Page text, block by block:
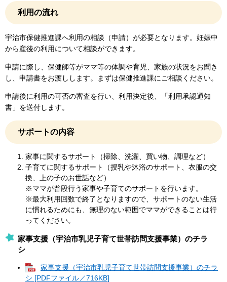
利用の流れ
宇治市保健推進課へ利用の相談（申請）が必要となります。妊娠中
から産後の利用について相談ができます。
申請に際し、保健師等がママ等の体調や育児、家族の状況をお聞き
し、申請書をお渡しします。まずは保健推進課にご相談ください。
申請後に利用の可否の審査を行い、利用決定後、「利用承認通知
書」を送付します。
サポートの内容
家事に関するサポート（掃除、洗濯、買い物、調理など）
子育てに関するサポート（授乳や沐浴のサポート、衣服の交
換、上の子のお世話など）
※ママが普段行う家事や子育てのサポートを行います。
※最大利用回数で終了となりますので、サポートのない生活
に慣れるためにも、無理のない範囲でママができることは行
ってください。
家事支援（宇治市乳児子育て世帯訪問支援事業）のチラ
シ
家事支援（宇治市乳児子育て世帯訪問支援事業）のチラ
シ [PDFファイル／716KB]